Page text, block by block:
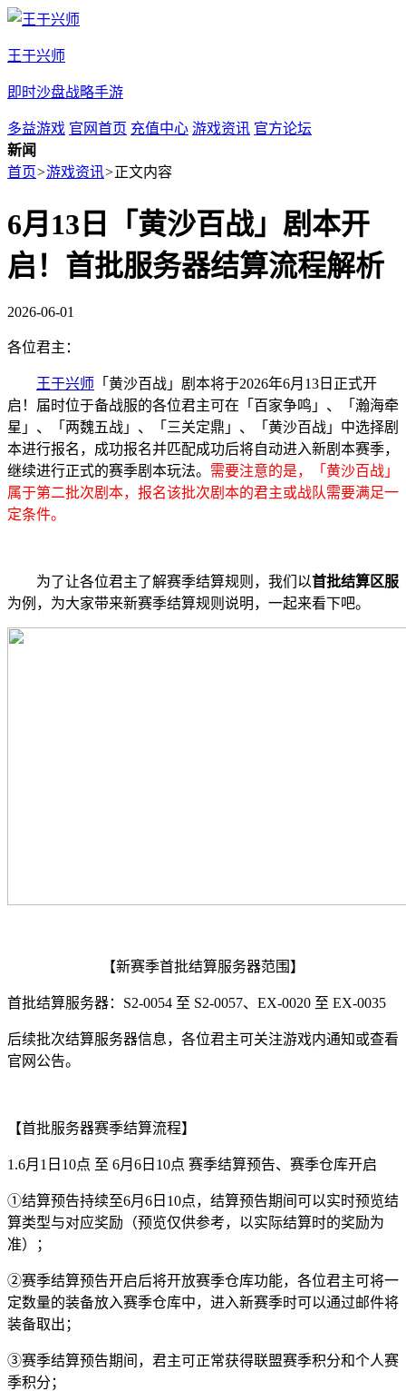
王于兴师
即时沙盘战略手游
多益游戏 官网首页 充值中心 游戏资讯 官方论坛
新闻
首页>游戏资讯>正文内容
6月13日「黄沙百战」剧本开
启！首批服务器结算流程解析
2026-06-01
各位君主：
王于兴师 「黄沙百战」剧本将于2026年6月13日正式开
启！届时位于备战服的各位君主可在「百家争鸣」、「瀚海牵
星」、「两魏五战」、「三关定鼎」、「黄沙百战」中选择剧
本进行报名，成功报名并匹配成功后将自动进入新剧本赛季，
继续进行正式的赛季剧本玩法。 需要注意的是，「黄沙百战」
属于第二批次剧本，报名该批次剧本的君主或战队需要满足一
定条件。
为了让各位君主了解赛季结算规则，我们以首批结算区服
为例，为大家带来新赛季结算规则说明，一起来看下吧。
【新赛季首批结算服务器范围】
首批结算服务器：S2-0054 至 S2-0057、EX-0020 至 EX-0035
后续批次结算服务器信息，各位君主可关注游戏内通知或查看
官网公告。
【首批服务器赛季结算流程】
1.6月1日10点 至 6月6日10点 赛季结算预告、赛季仓库开启
①结算预告持续至6月6日10点，结算预告期间可以实时预览结
算类型与对应奖励（预览仅供参考，以实际结算时的奖励为
准）；
②赛季结算预告开启后将开放赛季仓库功能，各位君主可将一
定数量的装备放入赛季仓库中，进入新赛季时可以通过邮件将
装备取出；
③赛季结算预告期间，君主可正常获得联盟赛季积分和个人赛
季积分；